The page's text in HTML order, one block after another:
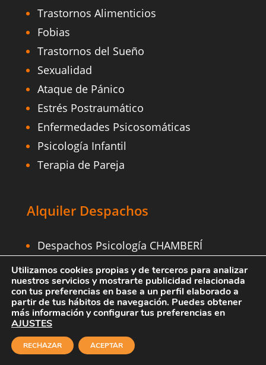
Trastornos Alimenticios
Fobias
Trastornos del Sueño
Sexualidad
Ataque de Pánico
Estrés Postraumático
Enfermedades Psicosomáticas
Psicología Infantil
Terapia de Pareja
Alquiler Despachos
Despachos Psicología CHAMBERÍ
Despachos Psicología O’DONNELL
Despachos Psicología CALLE ORENSE
Despachos Psicología BARRIO
SALAMANCA
Despachos Psicología RETIRO
Despachos Psicología TETUÁN
Utilizamos cookies propias y de terceros para analizar
nuestros servicios y mostrarte publicidad relacionada
con tus preferencias en base a un perfil elaborado a
partir de tus hábitos de navegación. Puedes obtener
más información y configurar tus preferencias en
AJUSTES
ACEPTAR
RECHAZAR